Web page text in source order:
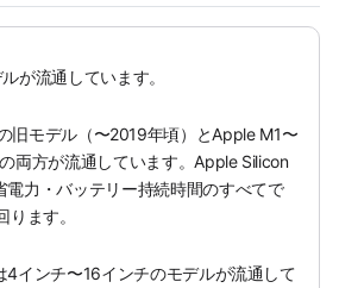
が流通しています。
旧モデル（〜2019年頃）とApple M1〜
両方が流通しています。Apple Silicon
電力・バッテリー持続時間のすべてで
ます。
4インチ〜16インチのモデルが流通して